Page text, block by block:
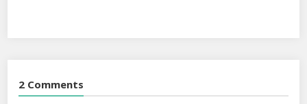
2 Comments